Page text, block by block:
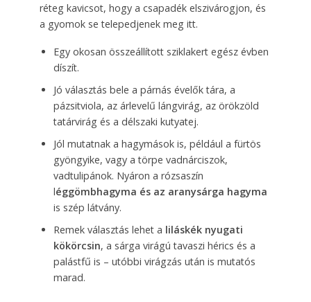
réteg kavicsot, hogy a csapadék elszivárogjon, és
a gyomok se telepedjenek meg itt.
Egy okosan összeállított sziklakert egész évben
díszít.
Jó választás bele a párnás évelők tára, a
pázsitviola, az árlevelű lángvirág, az örökzöld
tatárvirág és a délszaki kutyatej.
Jól mutatnak a hagymások is, például a fürtös
gyöngyike, vagy a törpe vadnárciszok,
vadtulipánok. Nyáron a rózsaszín
léggömbhagyma és az aranysárga hagyma
is szép látvány.
Remek választás lehet a liláskék nyugati
kökörcsin, a sárga virágú tavaszi hérics és a
palástfű is – utóbbi virágzás után is mutatós
marad.